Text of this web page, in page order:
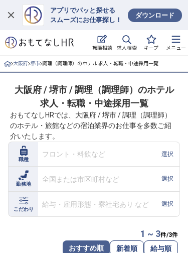
アプリでパッと探せる
スムーズにお仕事探し！
ダウンロード
転職相談 求人検索 キープ メニュー
ログイン
求人・施設を探す
就職・転職 合同説明会
おもてなしHRについて
ご利用の流れ
よくある質問
ホテル・宿泊業界情報コラム
転職サポートに申し込む
大阪府 堺市 調理（調理師）のホテル 求人・転職・中途採用一覧
大阪府 / 堺市 / 調理（調理師）のホテル
求人・転職・中途採用一覧
おもてなしHRでは、大阪府 / 堺市 / 調理（調理師）
のホテル・旅館などの宿泊業界のお仕事を多数ご紹
介いたします。
職種
フロント・料飲など 選択
勤務地
全国または市区町村など 選択
こだわり
給与・雇用形態・寮社宅あり など 選択
1 ~ 3件/3件
おすすめ順 新着順 給与順